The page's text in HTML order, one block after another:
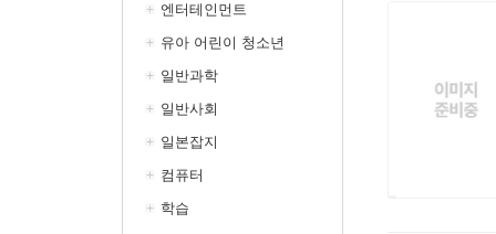
엔터테인먼트
유아 어린이 청소년
일반과학
일반사회
일본잡지
컴퓨터
학습